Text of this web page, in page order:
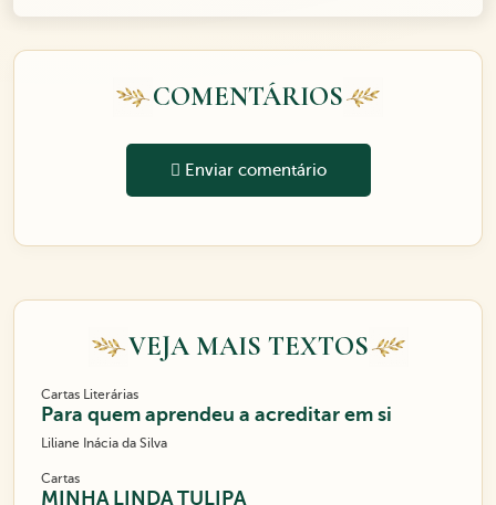
COMENTÁRIOS
Enviar comentário
VEJA MAIS TEXTOS
Cartas Literárias
Para quem aprendeu a acreditar em si
Liliane Inácia da Silva
Cartas
MINHA LINDA TULIPA